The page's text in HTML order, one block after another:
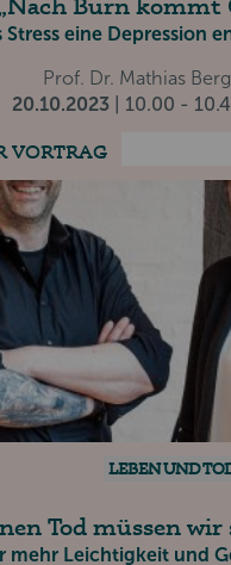
Stress eine Depression
Prof. Dr. Mathias
20.10.2023
| 10.00 -
VORTRAG
LEBEN UND
Tod müssen wir
mehr Leichtigkeit und